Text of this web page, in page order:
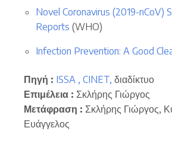
Novel Coronavirus (2019-nCoV)
Reports (WHO)
Infection Prevention: A Good
Πηγή : ISSA , CINET, διαδίκτυο
Επιμέλεια : Σκλήρης Γιώργος
Μετάφραση : Σκλήρης Γιώργος,
Ευάγγελος